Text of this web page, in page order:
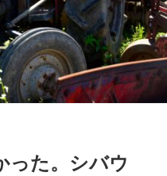
った。シバウ